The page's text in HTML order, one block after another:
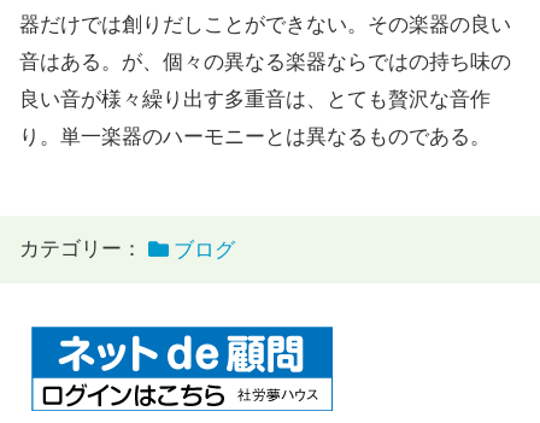
器だけでは創りだしことができない。その楽器の良い
音はある。が、個々の異なる楽器ならではの持ち味の
良い音が様々繰り出す多重音は、とても贅沢な音作
り。単一楽器のハーモニーとは異なるものである。
カテゴリー： ブログ